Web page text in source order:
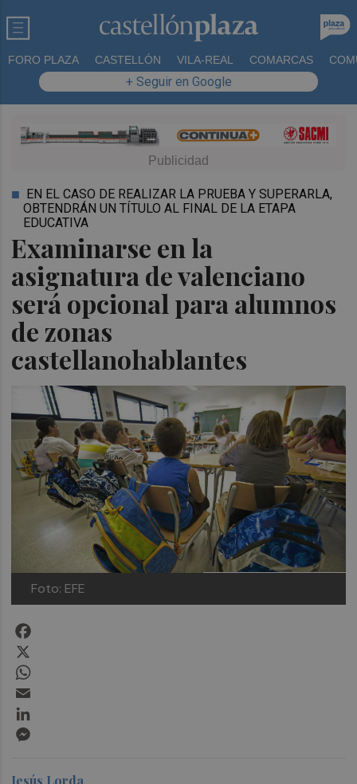
FORO PLAZA CASTELLÓN VILA-REAL COMARCAS
+ Seguir en Google
Examinarse en la
asignatura de valenciano
será opcional para alumnos
de zonas
castellanohablantes
EN EL CASO DE REALIZAR LA PRUEBA Y SUPERARLA,
OBTENDRÁN UN TÍTULO AL FINAL DE LA ETAPA
EDUCATIVA
Foto: EFE